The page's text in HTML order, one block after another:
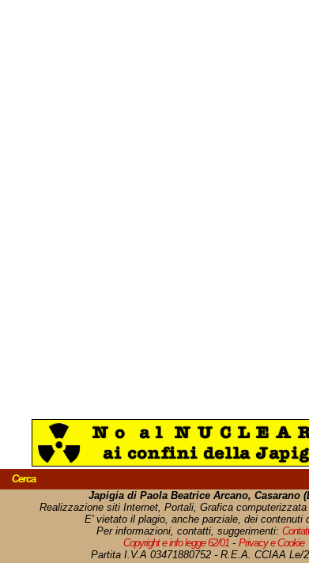
Cerca
Japigia di Paola Beatrice Arcano, Casarano
Realizzazione siti Internet, Portali, Grafica
E' vietato il plagio, anche parziale, dei contenuti
Per informazioni, contatti, suggerimenti:
Copyright e info legge 62/01- Privacy e Cookie
Partita I.V.A 03471880752 - R.E.A. CCIAA Le/